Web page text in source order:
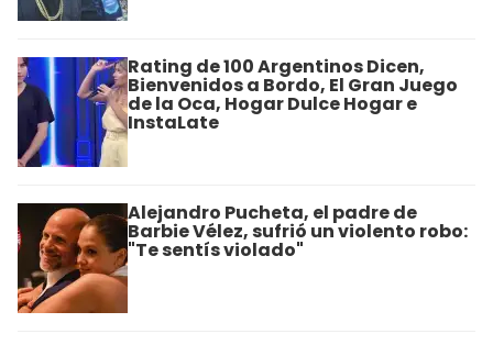
Rating de 100 Argentinos Dicen,
Bienvenidos a Bordo, El Gran Juego
de la Oca, Hogar Dulce Hogar e
InstaLate
Alejandro Pucheta, el padre de
Barbie Vélez, sufrió un violento robo:
"Te sentís violado"